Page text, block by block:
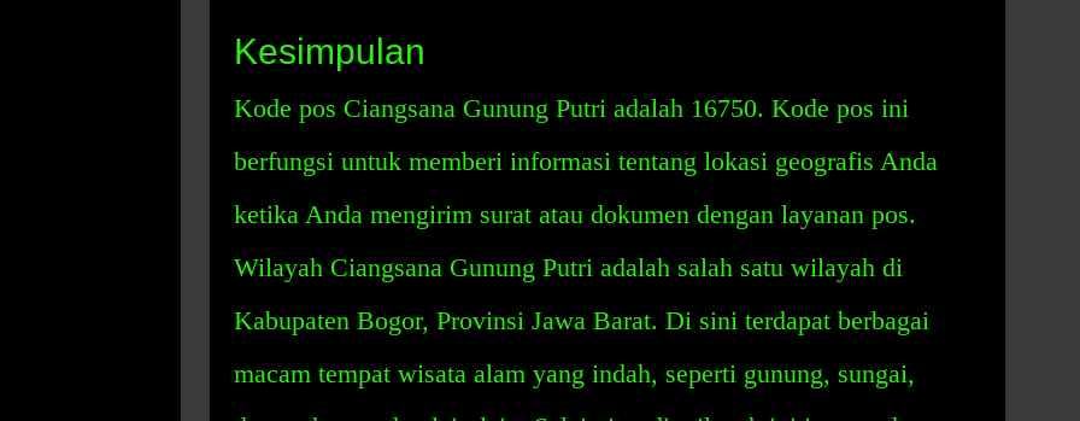
Kesimpulan
Kode pos Ciangsana Gunung Putri adalah 16750. Kode pos ini
berfungsi untuk memberi informasi tentang lokasi geografis Anda
ketika Anda mengirim surat atau dokumen dengan layanan pos.
Wilayah Ciangsana Gunung Putri adalah salah satu wilayah di
Kabupaten Bogor, Provinsi Jawa Barat. Di sini terdapat berbagai
macam tempat wisata alam yang indah, seperti gunung, sungai,